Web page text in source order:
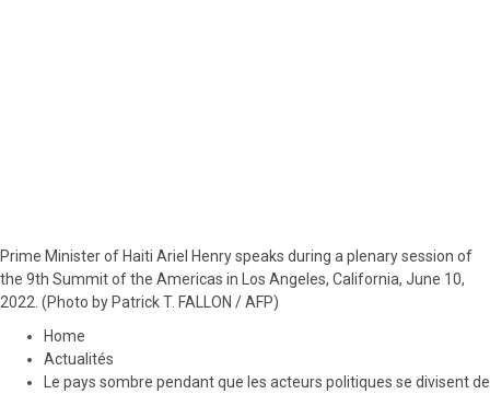
Prime Minister of Haiti Ariel Henry speaks during a plenary session of
the 9th Summit of the Americas in Los Angeles, California, June 10,
2022. (Photo by Patrick T. FALLON / AFP)
Home
Actualités
Le pays sombre pendant que les acteurs politiques se divisent de